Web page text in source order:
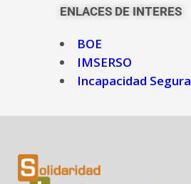
ENLACES DE INTERES
BOE
IMSERSO
Incapacidad Segura